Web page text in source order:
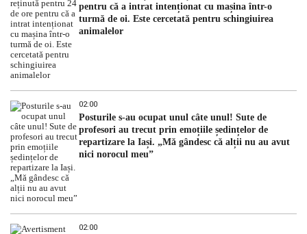
pentru că a intrat intenționat cu mașina într-o
turmă de oi. Este cercetată pentru schingiuirea
animalelor
02:00
Posturile s-au ocupat unul câte unul! Sute de
profesori au trecut prin emoțiile ședințelor de
repartizare la Iași. „Mă gândesc că alții nu au avut
nici norocul meu”
02:00